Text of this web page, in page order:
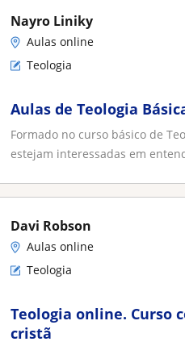
Nayro Liniky
Aulas online
Teologia
Aulas de Teologia
Formado no curso básico de
estejam interessadas em
Davi Robson
Aulas online
Teologia
Teologia online. Curso
cristã